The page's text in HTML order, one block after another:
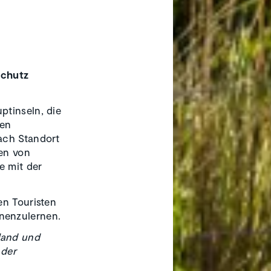
die
Standort
von
mit der
Touristen
und